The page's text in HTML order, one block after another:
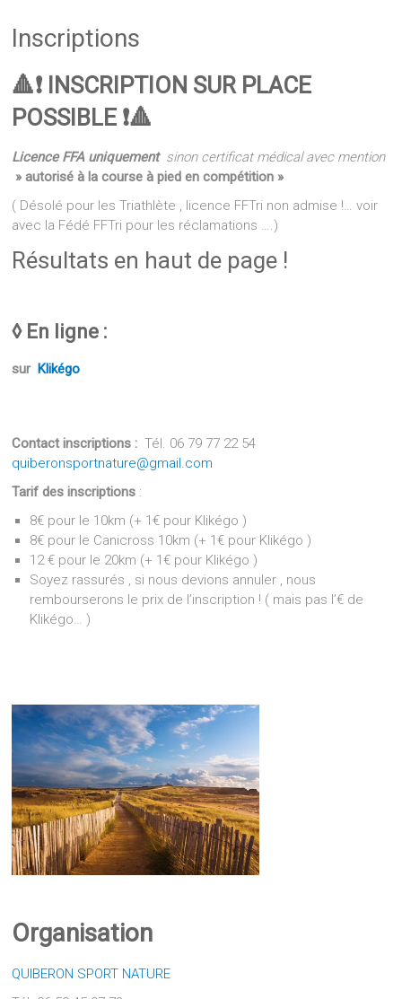
Inscriptions
🔺❗️ INSCRIPTION SUR PLACE
POSSIBLE ❗️🔺
Licence FFA uniquement sinon certificat médical avec mention
» autorisé à la course à pied en compétition »
( Désolé pour les Triathlète , licence FFTri non admise !… voir
avec la Fédé FFTri pour les réclamations ….)
Résultats en haut de page !
◊En ligne :
surKlikégo
Contact inscriptions : Tél. 06 79 77 22 54
quiberonsportnature@gmail.com
Tarif des inscriptions :
8€ pour le 10km (+ 1€ pour Klikégo )
8€ pour le Canicross 10km (+ 1€ pour Klikégo )
12 € pour le 20km (+ 1€ pour Klikégo )
Soyez rassurés , si nous devions annuler , nous
rembourserons le prix de l’inscription ! ( mais pas l’€ de
Klikégo… )
Organisation
QUIBERON SPORT NATURE